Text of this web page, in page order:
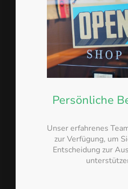
Persönliche
Unser erfahrenes
zur Verfügung, um
Entscheidung zur